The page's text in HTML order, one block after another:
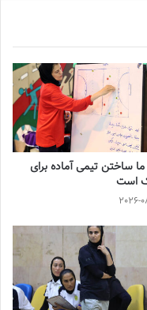
اینستاگرام دنبال کنید
سارا شیربیگی
فوتسال بانوان
ساختن تیمی آماده برای
است
2026-